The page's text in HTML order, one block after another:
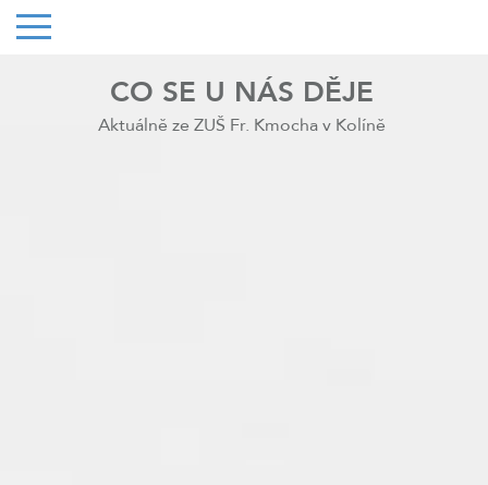
CO SE U NÁS DĚJE
Aktuálně ze ZUŠ Fr. Kmocha v Kolíně